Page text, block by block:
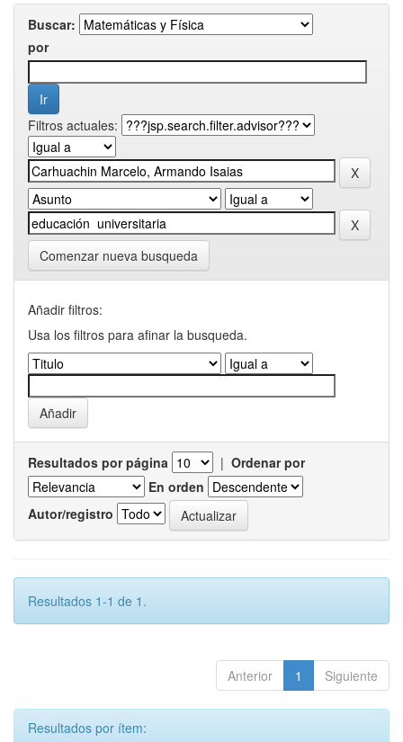
Buscar:
por
Filtros actuales:
Comenzar nueva busqueda
Añadir filtros:
Usa los filtros para afinar la busqueda.
Resultados por página | Ordenar por
En orden
Autor/registro
Resultados 1-1 de 1.
Anterior 1 Siguiente
Resultados por ítem: